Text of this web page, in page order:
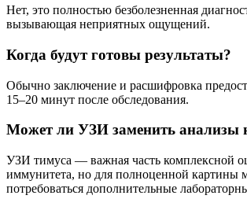
Нет, это полностью безболезненная
вызывающая неприятных ощущений.
Когда будут готовы результаты?
Обычно заключение и расшифровка
15–20 минут после обследования.
Может ли УЗИ заменить анализы
УЗИ тимуса — важная часть комплексной
иммунитета, но для полноценной картины
потребоваться дополнительные